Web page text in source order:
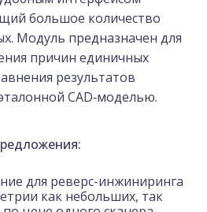
большое количество
Модуль предназначен для
причин единичных
результатов
CAD‑моделью.
для реверс-инжиниринга
как небольших, так